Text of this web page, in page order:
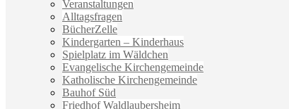
Veranstaltungen
Alltagsfragen
BücherZelle
Kindergarten – Kinderhaus
Spielplatz im Wäldchen
Evangelische Kirchengemeinde
Katholische Kirchengemeinde
Bauhof Süd
Friedhof Waldlaubersheim